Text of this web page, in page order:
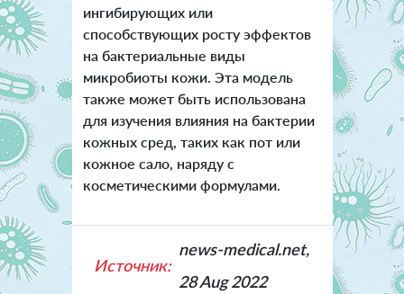
ингибирующих или
способствующих росту эффектов
на бактериальные виды
микробиоты кожи. Эта модель
также может быть использована
для изучения влияния на бактерии
кожных сред, таких как пот или
кожное сало, наряду с
косметическими формулами.
Источник:
news-medical.net,
28 Aug 2022